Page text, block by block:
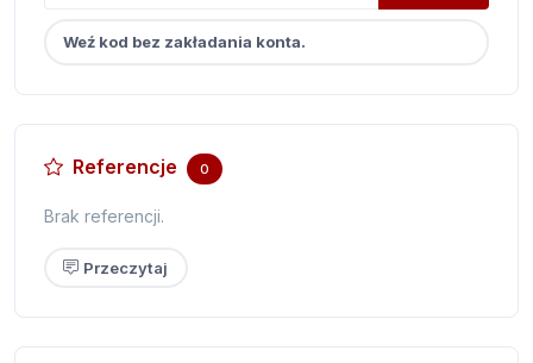
Weź kod bez zakładania konta.
Referencje 0
Brak referencji.
Przeczytaj